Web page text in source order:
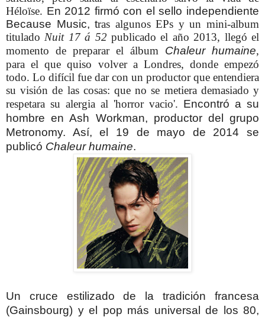
Héloïse. En 2012 firmó con el sello independiente
Because Music, tras algunos EPs y un mini-album
titulado Nuit 17 á 52 publicado el año 2013, llegó el
momento de preparar el álbum Chaleur humaine,
para el que quiso volver a Londres, donde empezó
todo. Lo difícil fue dar con un productor que entendiera
su visión de las cosas: que no se metiera demasiado y
respetara su alergia al 'horror vacio'. Encontró a su
hombre en Ash Workman, productor del grupo
Metronomy. Así, el 19 de mayo de 2014 se
publicó Chaleur humaine.
Un cruce estilizado de la tradición francesa
(Gainsbourg) y el pop más universal de los 80,